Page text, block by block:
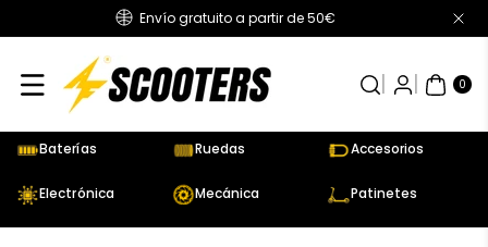
Envío gratuito a partir de 50€
0
AR
TÍC
UL
Baterías Ruedas Accesorios
Electrónica Mecánica Patinetes